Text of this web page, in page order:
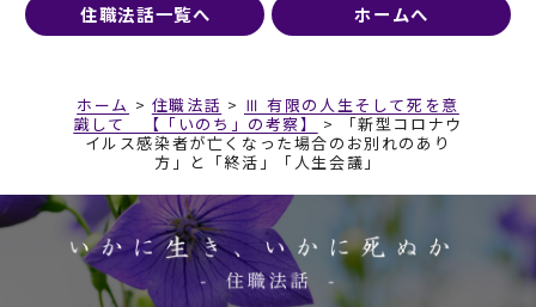
住職法話一覧へ ホームへ
ホーム > 住職法話 > Ⅲ 有限の人生そして死を意
識して 【「いのち」の考察】
>
「新型コロナウ
イルス感染者が亡くなった場合のお別れのあり
方」と「終活」「人生会議」